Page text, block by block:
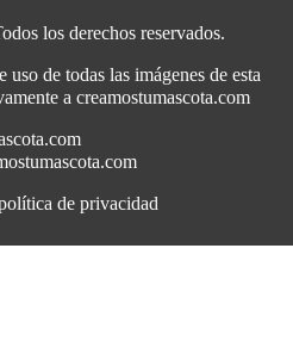
los derechos reservados.
de todas las imágenes de esta
a creamostumascota.com
de privacidad